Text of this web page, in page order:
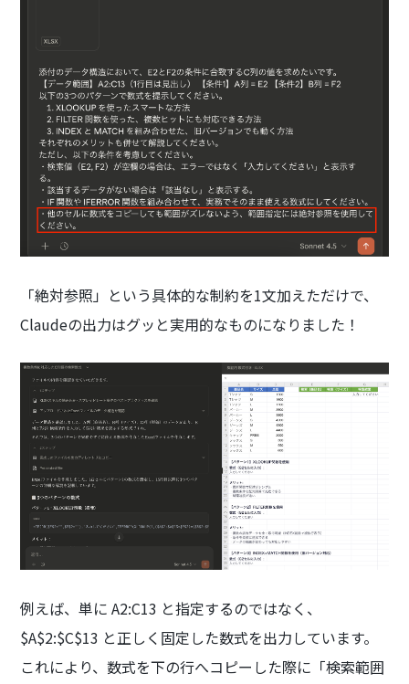
「絶対参照」という具体的な制約を1文加えただけで、
Claudeの出力はグッと実用的なものになりました！
例えば、単に A2:C13 と指定するのではなく、
$A$2:$C$13 と正しく固定した数式を出力しています。
これにより、数式を下の行へコピーした際に「検索範囲